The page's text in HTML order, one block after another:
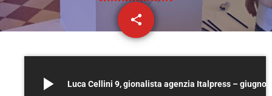
share
email
play_arrow